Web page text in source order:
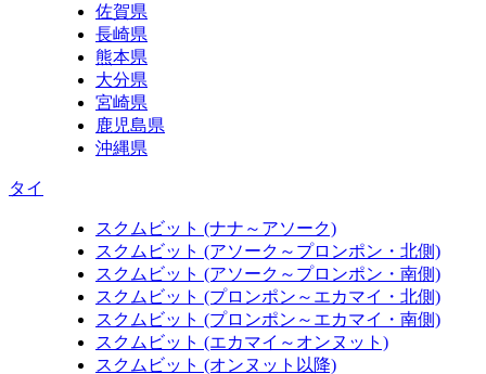
佐賀県
長崎県
熊本県
大分県
宮崎県
鹿児島県
沖縄県
タイ
スクムビット (ナナ～アソーク)
スクムビット (アソーク～プロンポン・北側)
スクムビット (アソーク～プロンポン・南側)
スクムビット (プロンポン～エカマイ・北側)
スクムビット (プロンポン～エカマイ・南側)
スクムビット (エカマイ～オンヌット)
スクムビット (オンヌット以降)